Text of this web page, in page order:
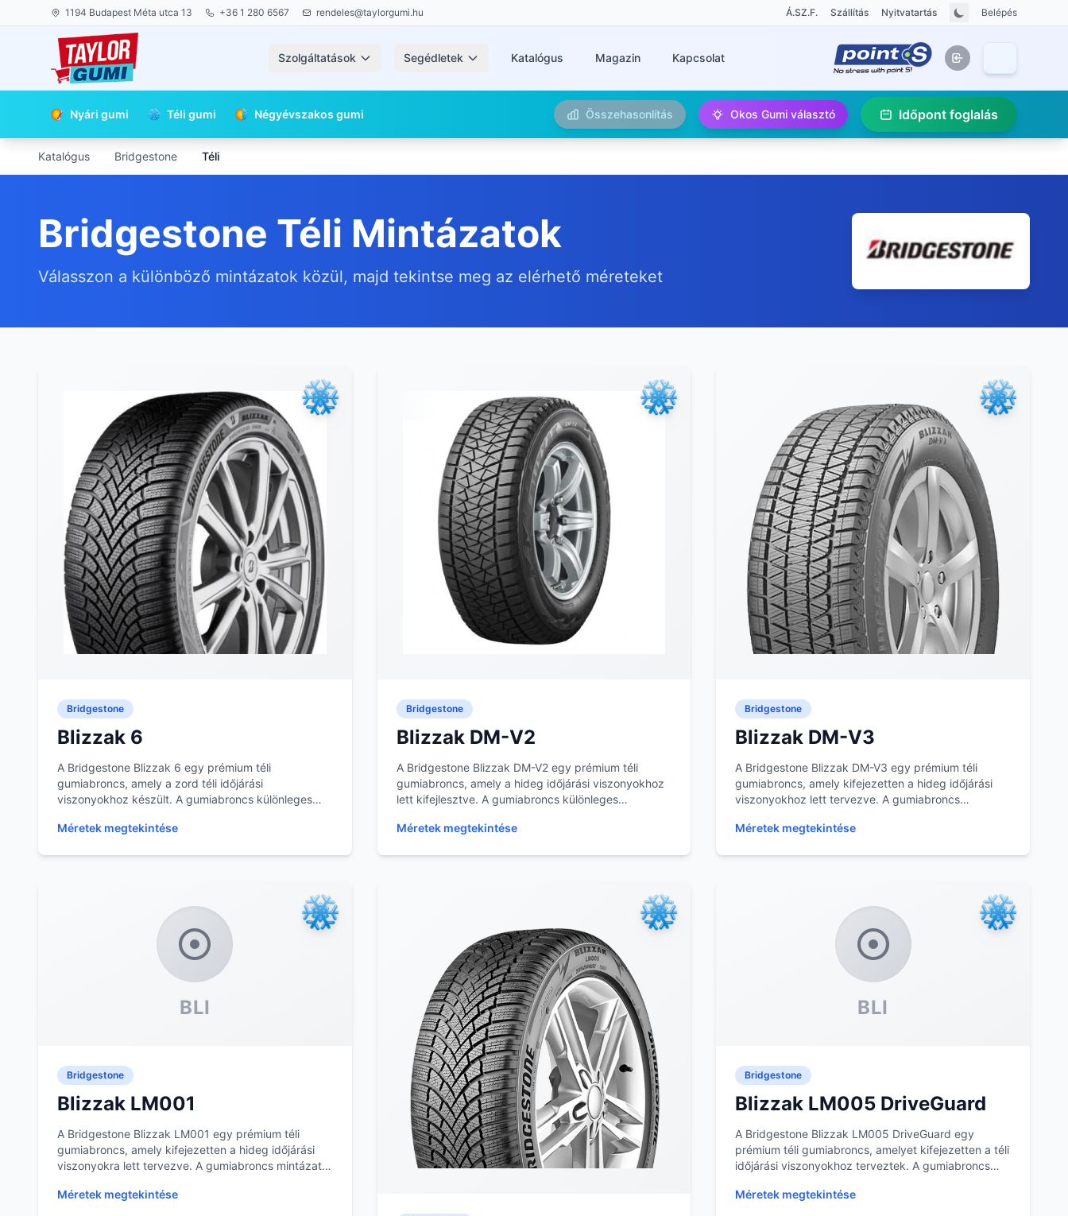
1194 Budapest Méta utca 13 +36 1 280 6567 rendeles@taylorgumi.hu Á.SZ.F. Szállítás Nyitvatartás Belépés
Szolgáltatások Segédletek Katalógus Magazin Kapcsolat
Nyári gumi Téli gumi Négyévszakos gumi Összehasonlítás Okos Gumi választó Időpont foglalás
Katalógus Bridgestone Téli
Bridgestone Téli Mintázatok
Válasszon a különböző mintázatok közül, majd tekintse meg az elérhető méreteket
Bridgestone
Blizzak 6
A Bridgestone Blizzak 6 egy prémium téli
gumiabroncs, amely a zord téli időjárási
viszonyokhoz készült. A gumiabroncs különleges
Méretek megtekintése
Bridgestone
Blizzak DM-V2
A Bridgestone Blizzak DM-V2 egy prémium téli
gumiabroncs, amely a hideg időjárási viszonyokhoz
lett kifejlesztve. A gumiabroncs különleges
Méretek megtekintése
Bridgestone
Blizzak DM-V3
A Bridgestone Blizzak DM-V3 egy prémium téli
gumiabroncs, amely kifejezetten a hideg időjárási
viszonyokhoz lett tervezve. A gumiabroncs
Méretek megtekintése
BLI
Bridgestone
Blizzak LM001
A Bridgestone Blizzak LM001 egy prémium téli
gumiabroncs, amely kifejezetten a hideg időjárási
viszonyokra lett tervezve. A gumiabroncs mintázata
Méretek megtekintése
BLI
Bridgestone
Blizzak LM005 DriveGuard
A Bridgestone Blizzak LM005 DriveGuard egy
prémium téli gumiabroncs, amelyet kifejezetten a téli
időjárási viszonyokhoz terveztek. A gumiabroncs
Méretek megtekintése